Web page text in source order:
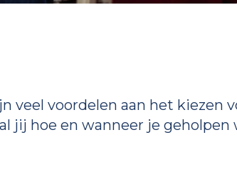
veel voordelen aan het kiezen
jij hoe en wanneer je